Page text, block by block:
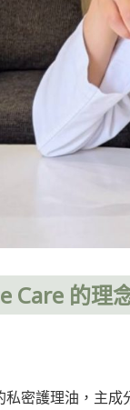
Care 的理
密護理油，主成